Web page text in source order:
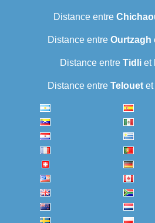
Distance entre
Distance entre Ourtzagh
Distance entre Tidliet
Distance entre Telouetet